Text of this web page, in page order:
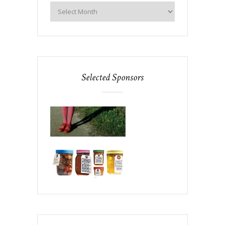
Selected Sponsors